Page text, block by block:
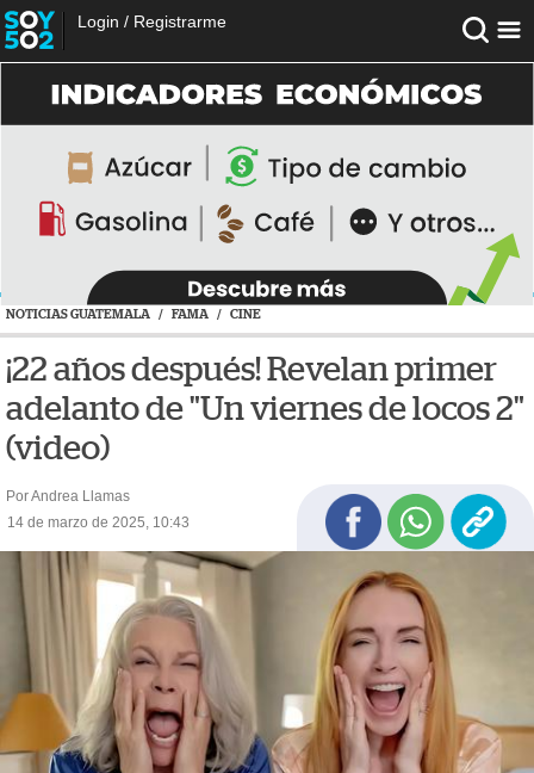
Login / Registrarme
NOTICIAS GUATEMALA / FAMA / CINE
¡22 años después! Revelan primer
adelanto de "Un viernes de locos 2"
(video)
Por Andrea Llamas
14 de marzo de 2025, 10:43